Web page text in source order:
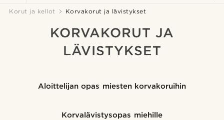
Korut ja kellot Korvakorut ja lävistykset
KORVAKORUT JA
LÄVISTYKSET
Aloittelijan opas miesten korvakoruihin
Korvalävistysopas miehille